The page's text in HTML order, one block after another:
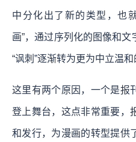
中分化出了新的类型，也
画”，通过序列化的图像和
“讽刺”逐渐转为更为中立温和
这里有两个原因，一个是报
登上舞台，这点非常重要，
和发行，为漫画的转型提供